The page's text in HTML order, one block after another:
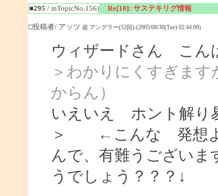
■295 / inTopicNo.156) Re[10]: サステキリグ情報
□投稿者/ アッツ 超 アングラー(52回)-(2005/08/30(Tue) 02:44:09)
ウィザードさん こん
＞わかりにくすぎま
からん）
いえいえ ホント解り
＞ ←こんな 発想よ
んで、有難うござい
うでしょう？？？↓